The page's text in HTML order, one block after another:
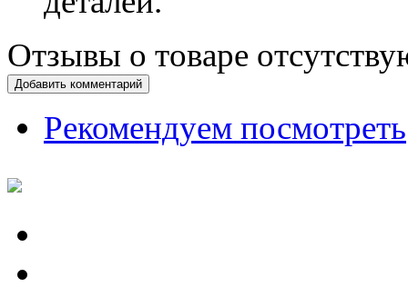
Отзывы о товаре
Добавить комментарий
Рекомендуем посмотреть